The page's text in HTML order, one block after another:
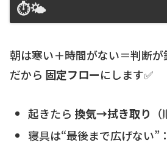
⏱️🌤️
朝は寒い＋時間がない＝判断
だから 固定フローにします✅
起きたら 換気→拭き取り
寝具は“最後まで広げない”